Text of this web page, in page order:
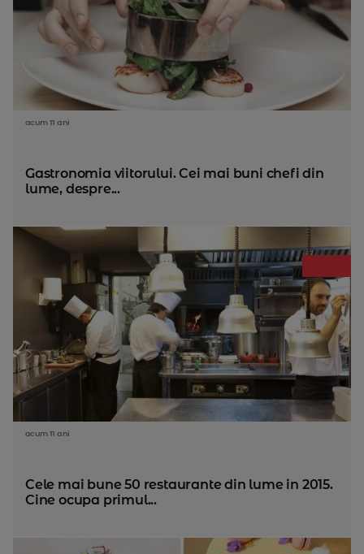
acum 11 ani
Gastronomia viitorului. Cei mai buni chefi din
lume, despre...
acum 11 ani
Cele mai bune 50 restaurante din lume in 2015.
Cine ocupa primul...